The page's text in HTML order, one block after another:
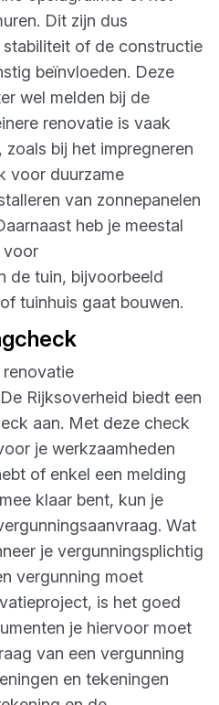
Dit zijn dus
of de constructie
beïnvloeden. Deze
wel melden bij de
renovatie is vaak
bij het impregneren
voor duurzame
van zonnepanelen
heb je meestal
voor
de tuin, bijvoorbeeld
tuinhuis gaat bouwen.
Rijksoverheid biedt een
aan. Met deze check
je werkzaamheden
of enkel een melding
klaar bent, kun je
Wat
je vergunningsplichtig
vergunning moet
is het goed
je hiervoor moet
van een vergunning
en tekeningen